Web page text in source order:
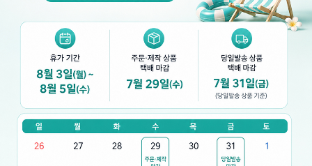
👍 네, 도움 됐어요 👎 아뇨, 아쉬워요